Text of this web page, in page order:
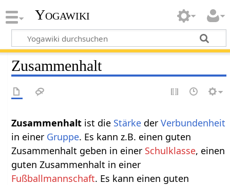
Yogawiki
Zusammenhalt
ist die Stärke derVerbundenheit
in einer Gruppe. Es kann z.B. einen guten
Zusammenhalt geben in einer Schulklasse, einen
guten Zusammenhalt in einer
Fußballmannschaft. Es kann einen guten